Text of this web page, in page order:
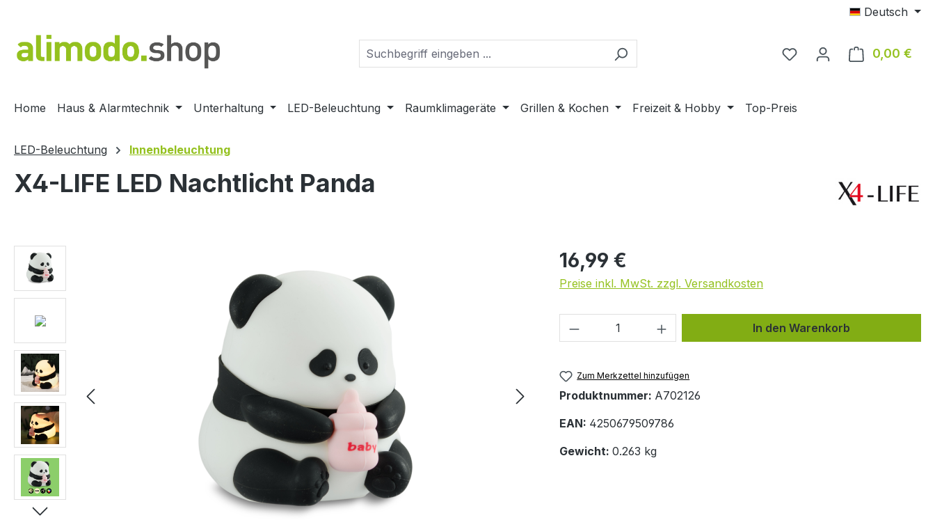
Deutsch
0,00 €
Home Haus & Alarmtechnik Unterhaltung LED-Beleuchtung Raumklimageräte Grillen & Kochen Freizeit & Hobby Top-Preis
LED-Beleuchtung Innenbeleuchtung
X4-LIFE LED Nachtlicht Panda
Bildergalerie überspringen 16,99 €
Preise inkl. MwSt. zzgl. Versandkosten
Produkt Anzahl: Gib den gewünschten Wert
In den Warenkorb
Zum Merkzettel hinzufügen
Produktnummer: A702126
EAN: 4250679509786
Gewicht: 0.263 kg